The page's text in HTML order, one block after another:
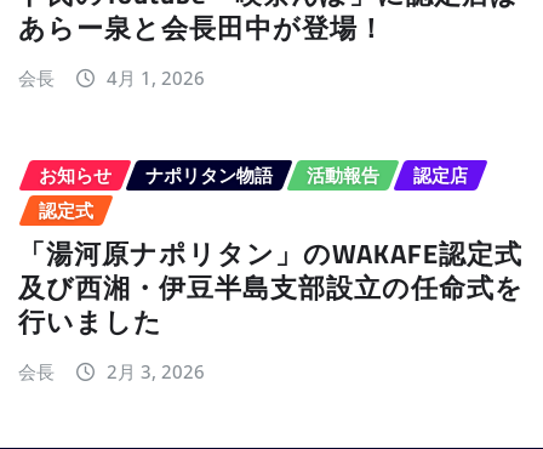
あらー泉と会長田中が登場！
会長 4月 1, 2026
お知らせ ナポリタン物語 活動報告
認定店
認定式
「湯河原ナポリタン」のWAKAFE認定式
及び西湘・伊豆半島支部設立の任命式を
行いました
会長 2月 3, 2026